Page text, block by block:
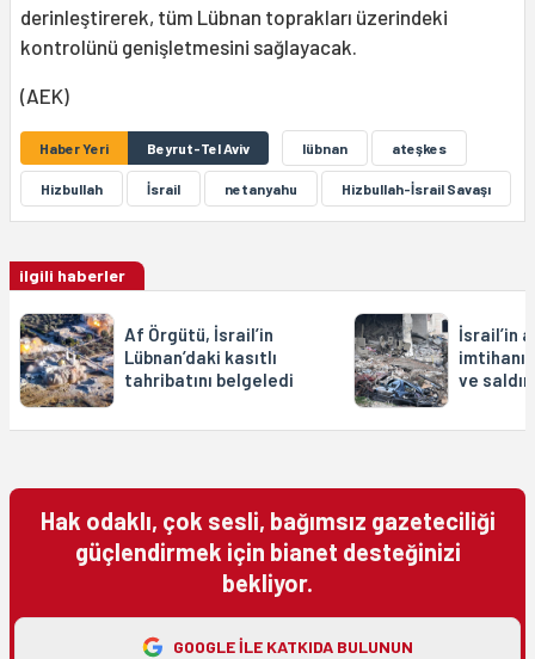
derinleştirerek, tüm Lübnan toprakları üzerindeki
kontrolünü genişletmesini sağlayacak.
(AEK)
Haber Yeri Beyrut-Tel Aviv lübnan ateşkes
Hizbullah İsrail netanyahu Hizbullah-İsrail Savaşı
ilgili haberler
Af Örgütü, İsrail’in
Lübnan’daki kasıtlı
tahribatını belgeledi
İsrail’in
imtihanı:
ve
Hak odaklı, çok sesli, bağımsız gazeteciliği
güçlendirmek için bianet desteğinizi
bekliyor.
GOOGLE ILE KATKIDA BULUNUN